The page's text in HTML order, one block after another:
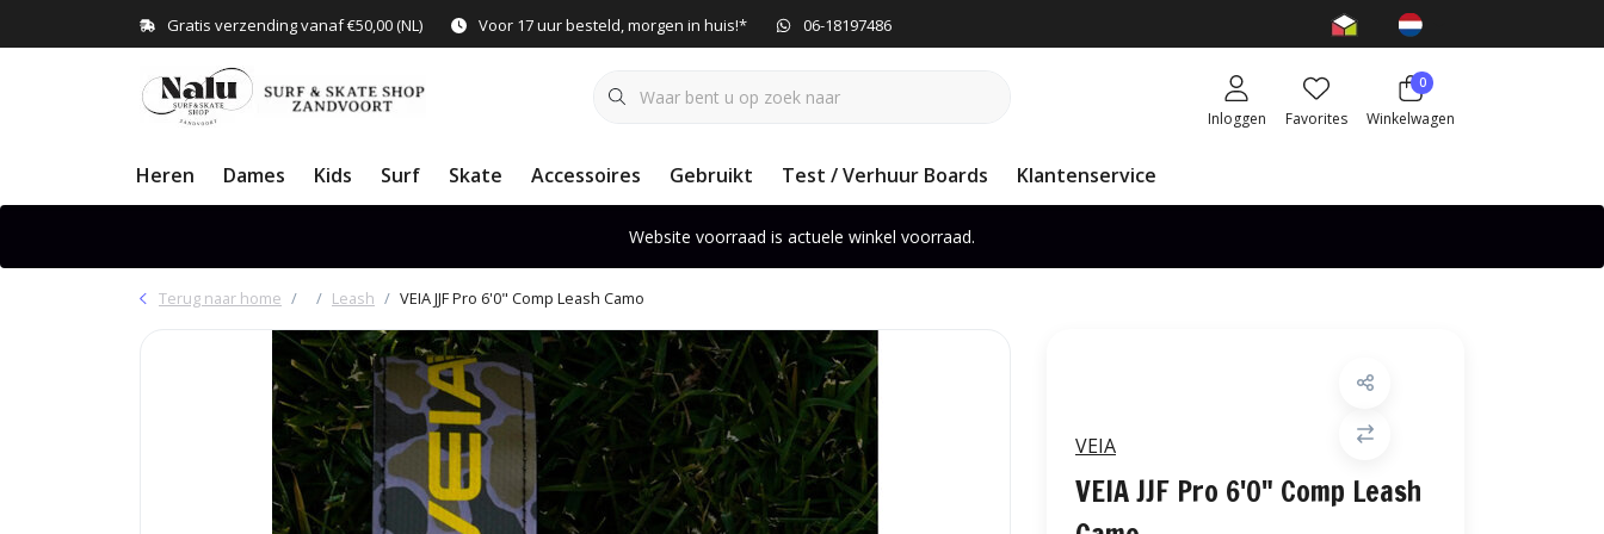
Gratis verzending vanaf €50,00 (NL) Voor 17 uur besteld, morgen in huis!* 06-18197486
Inloggen Favorites
0
Winkelwagen
Heren Dames Kids Surf Skate Accessoires Gebruikt Test / Verhuur Boards Klantenservice
Website voorraad is actuele winkel voorraad.
Terug naar home Leash VEIA JJF Pro 6'0" Comp Leash Camo
VEIA
VEIA JJF Pro 6'0" Comp Leash